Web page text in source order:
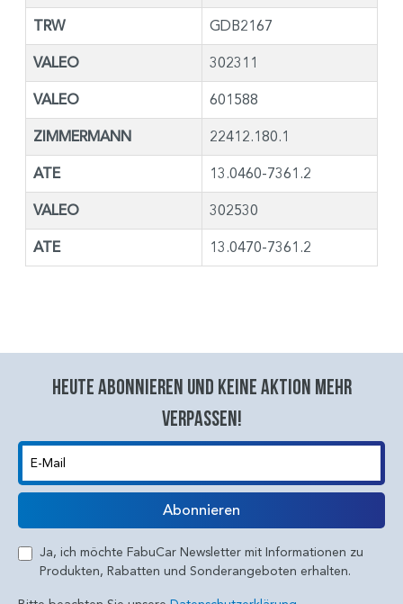
TRW GDB2167
VALEO 302311
VALEO 601588
ZIMMERMANN 22412.180.1
ATE 13.0460-7361.2
VALEO 302530
ATE 13.0470-7361.2
Heute abonnieren und keine aktion mehr
verpassen!
E-Mail
Abonnieren
Ja, ich möchte FabuCar Newsletter mit Informationen zu
Produkten, Rabatten und Sonderangeboten erhalten.